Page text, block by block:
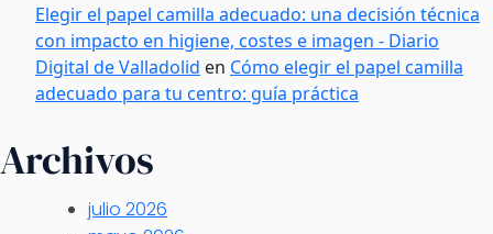
Elegir el papel camilla adecuado: una decisión técnica
con impacto en higiene, costes e imagen - Diario
Digital de Valladolid en Cómo elegir el papel camilla
adecuado para tu centro: guía práctica
Archivos
julio 2026